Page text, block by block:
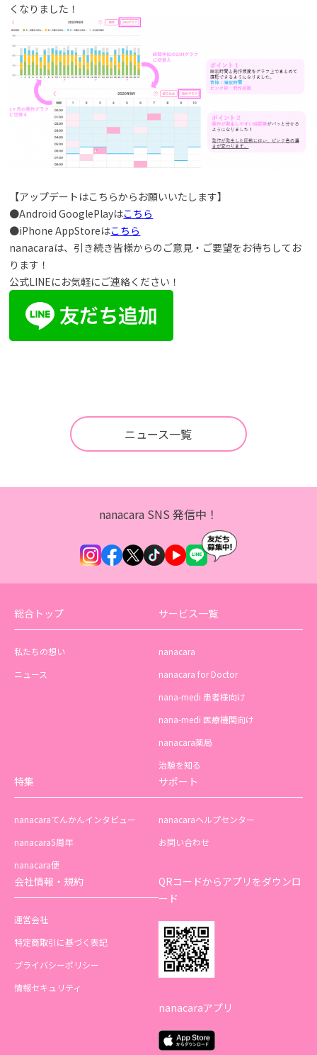
くなりました！
【アップデートはこちらからお願いいたします】
●Android GooglePlayはこちら
●iPhone AppStoreはこちら
nanacaraは、引き続き皆様からのご意見・ご要望をお待ちしてお
ります！
公式LINEにお気軽にご連絡ください！
ニュース一覧
nanacara SNS 発信中！
総合トップ
私たちの想い
ニュース
サービス一覧
nanacara
nanacara for Doctor
nana-medi 患者様向け
nana-medi 医療機関向け
nanacara薬局
治験を知る
特集
nanacaraてんかんインタビュー
nanacara5周年
nanacara便
サポート
nanacaraヘルプセンター
お問い合わせ
会社情報・規約
運営会社
特定商取引に基づく表記
プライバシーポリシー
情報セキュリティ
QRコードからアプリをダウンロ
ード
nanacaraアプリ